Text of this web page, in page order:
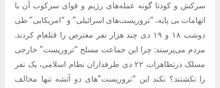
سرکش و کودتا گونه عمله‌های رژیم و قوای سرکوب آن با
اتهامات بی پایه، “تروریست‌های اسرائیلی” و “امریکایی” طی
دوشب ۱۸ و ۱۹ دی چند هزار نفر معترض را قتلعام کردند.
مردم می‌پرسند: چرا این جماعت مسلح “تروریست” خارجی
مسلک درتظاهرات ۲۲ دی طرفداران نظام اسلامی، یک نفر
را نکشتند؟ نکند این “تروریست”های دو آتشه تنها مخالف